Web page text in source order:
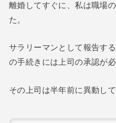
離婚してすぐに、私は職場
た。
サラリーマンとして報告す
の手続きには上司の承認が
その上司は半年前に異動し